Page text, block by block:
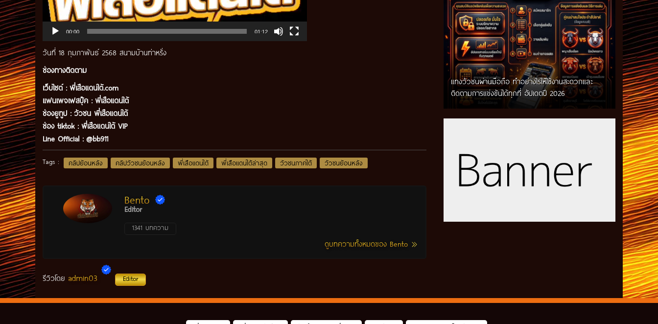
00:00 01:12
วันที่ 18 กุมภาพันธ์ 2568 สนามบ้านท่าหรั่ง
ช่องทางติดตาม
เว็บไซต์ : พี่เสือแดนใต้.com
แฟนเพจเฟสบุ๊ค : พี่เสือแดนใต้
ช่องยูทูป : วัวชน พี่เสือแดนใต้
ช่อง tiktok : พี่เสือแดนใต้ VIP
Line Official : @bb911
Tags : คลิปย้อนหลัง คลิปวัวชนย้อนหลัง พี่เสือแดนใต้ พี่เสือแดนใต้ล่าสุด วัวชนภาคใต้ วัวชนย้อนหลัง
Bento
Editor
1341 บทความ
ดูบทความทั้งหมดของ Bento
รีวิวโดย admin03 Editor
แทงวัวชนผ่านมือถือ ทำอย่างไรให้ใช้งานสะดวกและ
ติดตามการแข่งขันได้ทุกที่ อัปเดตปี 2026